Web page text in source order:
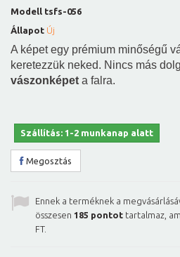
Modell tsfs-056
Állapot Új
A képet egy prémium minőségű
keretezzük neked. Nincs más
vászonképet a falra.
Szállítás: 1-2 munkanap alatt
Megosztás
Ennek a terméknek a
összesen 185 pontot tartalmaz,
FT.